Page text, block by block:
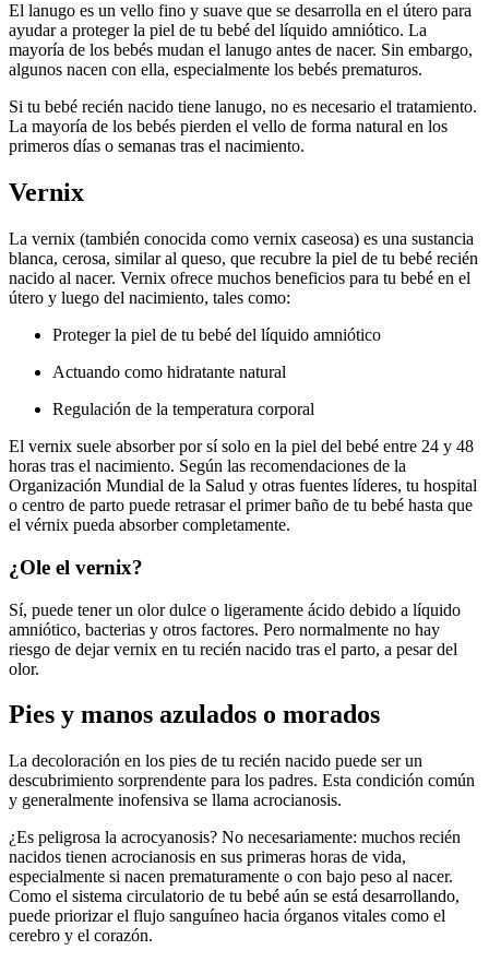
El lanugo es un vello fino y suave que se desarrolla en el útero para
ayudar a proteger la piel de tu bebé del líquido amniótico. La
mayoría de los bebés mudan el lanugo antes de nacer. Sin embargo,
algunos nacen con ella, especialmente los bebés prematuros.
Si tu bebé recién nacido tiene lanugo, no es necesario el tratamiento.
La mayoría de los bebés pierden el vello de forma natural en los
primeros días o semanas tras el nacimiento.
Vernix
La vernix (también conocida como vernix caseosa) es una sustancia
blanca, cerosa, similar al queso, que recubre la piel de tu bebé recién
nacido al nacer. Vernix ofrece muchos beneficios para tu bebé en el
útero y luego del nacimiento, tales como:
Proteger la piel de tu bebé del líquido amniótico
Actuando como hidratante natural
Regulación de la temperatura corporal
El vernix suele absorber por sí solo en la piel del bebé entre 24 y 48
horas tras el nacimiento. Según las recomendaciones de la
Organización Mundial de la Salud y otras fuentes líderes, tu hospital
o centro de parto puede retrasar el primer baño de tu bebé hasta que
el vérnix pueda absorber completamente.
¿Ole el vernix?
Sí, puede tener un olor dulce o ligeramente ácido debido a líquido
amniótico, bacterias y otros factores. Pero normalmente no hay
riesgo de dejar vernix en tu recién nacido tras el parto, a pesar del
olor.
Pies y manos azulados o morados
La decoloración en los pies de tu recién nacido puede ser un
descubrimiento sorprendente para los padres. Esta condición común
y generalmente inofensiva se llama acrocianosis.
¿Es peligrosa la acrocyanosis? No necesariamente: muchos recién
nacidos tienen acrocianosis en sus primeras horas de vida,
especialmente si nacen prematuramente o con bajo peso al nacer.
Como el sistema circulatorio de tu bebé aún se está desarrollando,
puede priorizar el flujo sanguíneo hacia órganos vitales como el
cerebro y el corazón.